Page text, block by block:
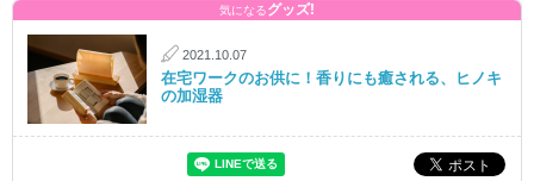
気になるグッズ!
2021.10.07
在宅ワークのお供に！香りにも癒される、ヒノキ
の加湿器